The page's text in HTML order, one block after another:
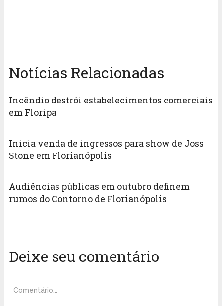
Notícias Relacionadas
Incêndio destrói estabelecimentos comerciais
em Floripa
Inicia venda de ingressos para show de Joss
Stone em Florianópolis
Audiências públicas em outubro definem
rumos do Contorno de Florianópolis
Deixe seu comentário